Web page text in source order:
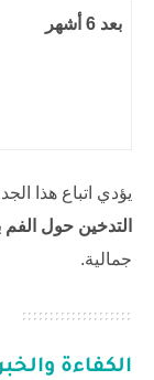
بعد 6 أشهر
يؤدي اتباع هذا
التدخين حول الفم
جمالية.
الكفاءة